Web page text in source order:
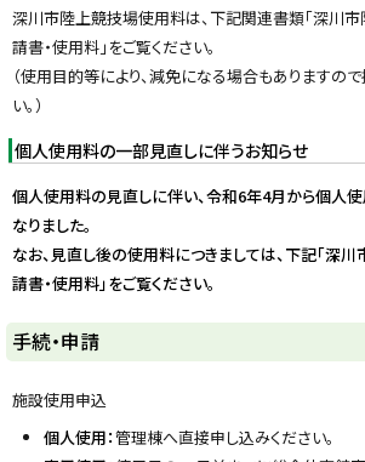
プ
に
戻
る
深川市陸上競技場使用料は、下記関連書類「深川
請書・使用料」をご覧ください。
（使用目的等により、減免になる場合もありますの
い。）
個人使用料の一部見直しに伴うお知らせ
個人使用料の見直しに伴い、令和6年4月から個人
なりました。
なお、見直し後の使用料につきましては、下記「深
請書・使用料」をご覧ください。
ト
ッ
プ
手続・申請
施設使用申込
個人使用：管理棟へ直接申し込みください。